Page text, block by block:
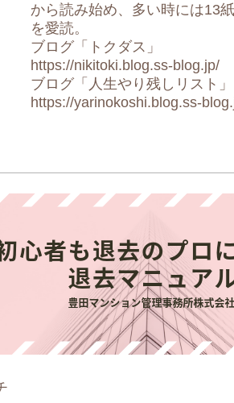
から読み始め、多い時には13紙
を愛読。
ブログ「トクダス」
https://nikitoki.blog.ss-blog.jp/
ブログ「人生やり残しリスト」
https://yarinokoshi.blog.ss-